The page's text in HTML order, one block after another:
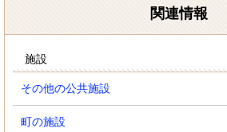
関連情報
施設
その他の公共施設
町の施設